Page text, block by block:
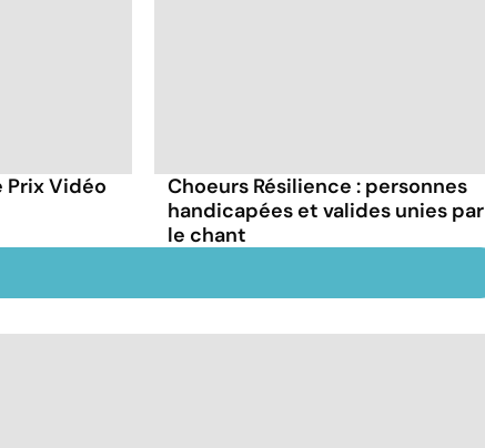
Vidéo
Choeurs Résilience : personnes
handicapées et valides unies par
le chant